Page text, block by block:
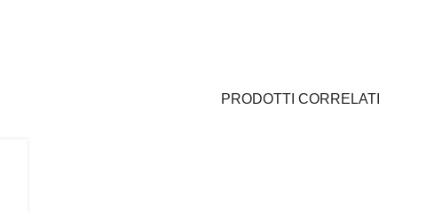
PRODOTTI CORRELATI